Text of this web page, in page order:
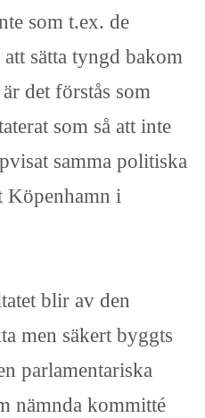
som t.ex. de
sätta tyngd bakom
det förstås som
som så att inte
samma politiska
Köpenhamn i
blir av den
men säkert byggts
parlamentariska
nämnda kommitté